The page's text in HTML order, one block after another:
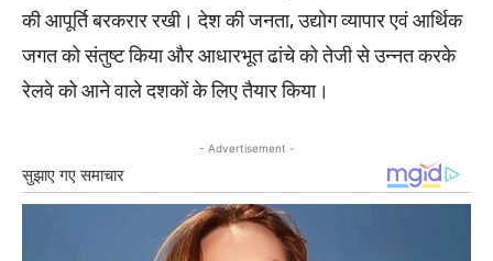
की आपूर्ति बरकरार रखी। देश की जनता, उद्योग व्यापार एवं आर्थिक
जगत को संतुष्ट किया और आधारभूत ढांचे को तेजी से उन्नत करके
रेलवे को आने वाले दशकों के लिए तैयार किया।
- Advertisement -